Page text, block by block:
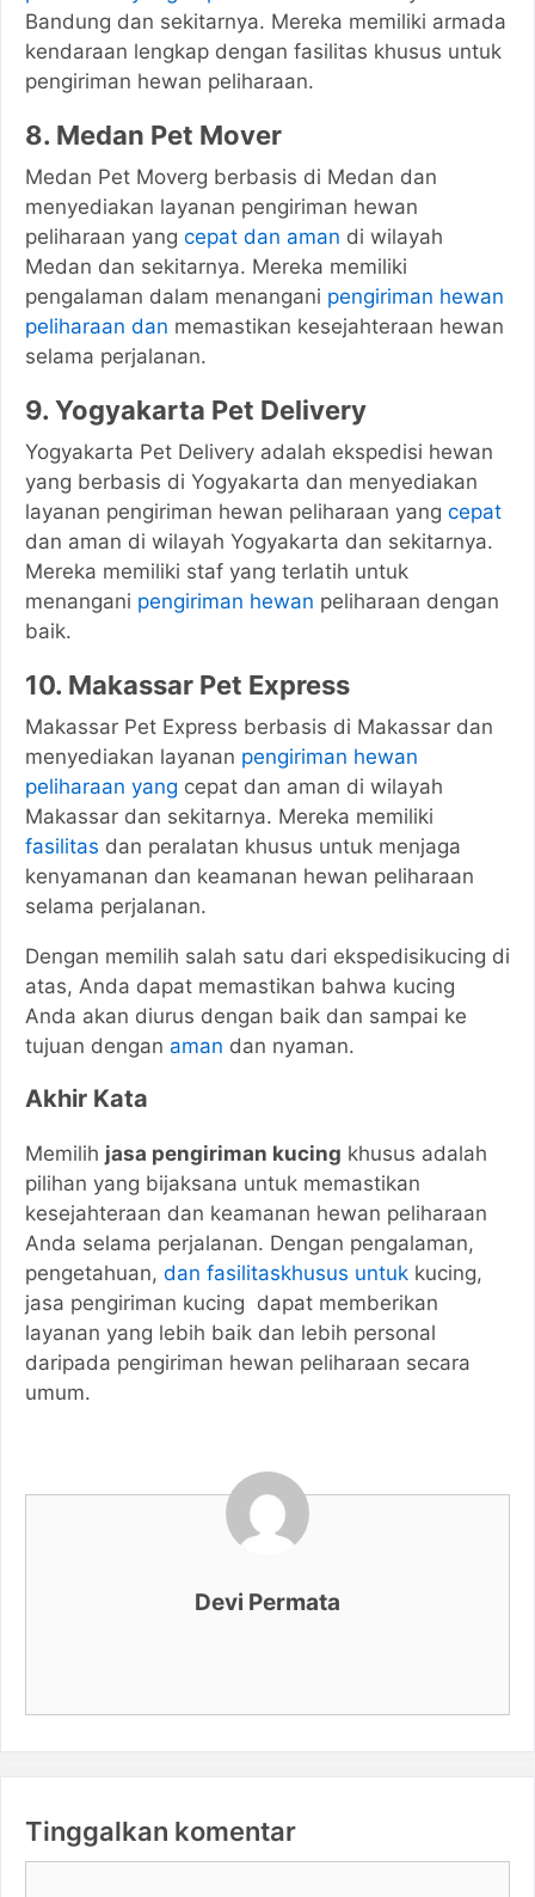
Bandung dan sekitarnya. Mereka memiliki armada
kendaraan lengkap dengan fasilitas khusus untuk
pengiriman hewan peliharaan.
8. Medan Pet Mover
Medan Pet Moverg berbasis di Medan dan
menyediakan layanan pengiriman hewan
peliharaan yang cepat dan aman di wilayah
Medan dan sekitarnya. Mereka memiliki
pengalaman dalam menangani pengiriman hewan
peliharaan dan memastikan kesejahteraan hewan
selama perjalanan.
9. Yogyakarta Pet Delivery
Yogyakarta Pet Delivery adalah ekspedisi hewan
yang berbasis di Yogyakarta dan menyediakan
layanan pengiriman hewan peliharaan yang cepat
dan aman di wilayah Yogyakarta dan sekitarnya.
Mereka memiliki staf yang terlatih untuk
menangani pengiriman hewan peliharaan dengan
baik.
10. Makassar Pet Express
Makassar Pet Express berbasis di Makassar dan
menyediakan layanan pengiriman hewan
peliharaan yang cepat dan aman di wilayah
Makassar dan sekitarnya. Mereka memiliki
fasilitas dan peralatan khusus untuk menjaga
kenyamanan dan keamanan hewan peliharaan
selama perjalanan.
Dengan memilih salah satu dari ekspedisikucing di
atas, Anda dapat memastikan bahwa kucing
Anda akan diurus dengan baik dan sampai ke
tujuan dengan aman dan nyaman.
Akhir Kata
Memilih jasa pengiriman kucing khusus adalah
pilihan yang bijaksana untuk memastikan
kesejahteraan dan keamanan hewan peliharaan
Anda selama perjalanan. Dengan pengalaman,
pengetahuan, dan fasilitaskhusus untuk kucing,
jasa pengiriman kucing dapat memberikan
layanan yang lebih baik dan lebih personal
daripada pengiriman hewan peliharaan secara
umum.
Devi Permata
Tinggalkan komentar